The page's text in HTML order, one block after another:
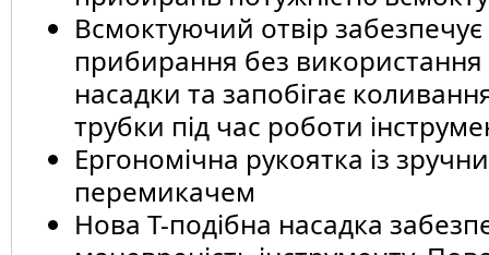
Всмоктуючий отвір забезпечує
прибирання без використання
насадки та запобігає
трубки під час роботи
Ергономічна рукоятка із
перемикачем
Нова Т-подібна насадка